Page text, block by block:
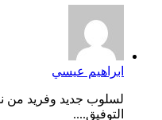
ابراهيم عيسي
لسلوب جديد وفريد من
التوفيق....